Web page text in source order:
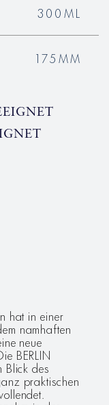
300ML
175MM
hat in einer
namhaften
neue
BERLIN
Blick des
praktischen